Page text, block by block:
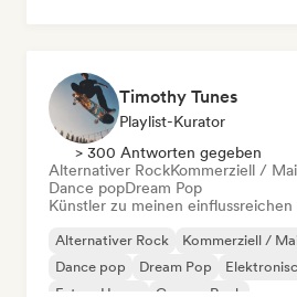
Timothy Tunes
Playlist-Kurator
> 300 Antworten gegeben
Alternativer RockKommerziell /
Dance popDream Pop
Künstler zu meinen einflussreichen
Alternativer Rock Kommerziell /
Dance pop
Dream Pop
Future House
Garage-Rock